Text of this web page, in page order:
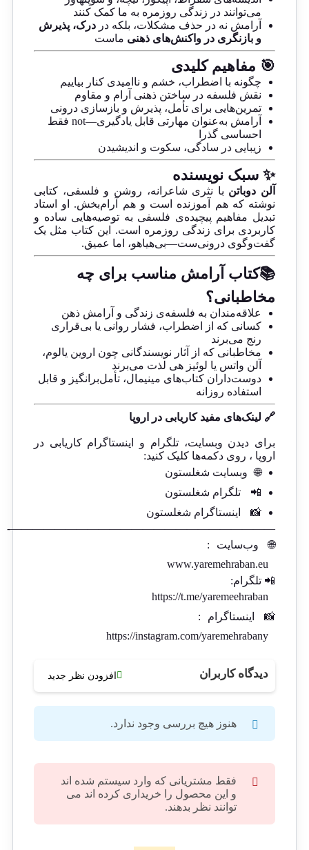
می‌توانند در زندگی روزمره به ما کمک کنند
آرامش نه در حذف مشکلات، بلکه در درک، پذیرش
و بازنگری در واکنش‌های ذهنی ماست
🎯 مفاهیم کلیدی
چگونه با اضطراب، خشم و ناامیدی کنار بیاییم
نقش فلسفه در ساختن ذهنی آرام و مقاوم
تمرین‌هایی برای تأمل، پذیرش و بازسازی درونی
آرامش به‌عنوان مهارتی قابل یادگیری—not فقط
احساسی گذرا
زیبایی در سادگی، سکوت و اندیشیدن
✨ سبک نویسنده
آلن دوباتن با نثری شاعرانه، روشن و فلسفی، کتابی
نوشته که هم آموزنده است و هم آرام‌بخش. او استاد
تبدیل مفاهیم پیچیده‌ی فلسفی به توصیه‌هایی ساده و
کاربردی برای زندگی روزمره است. این کتاب مثل یک
گفت‌وگوی درونی‌ست—بی‌هیاهو، اما عمیق.
📚کتاب آرامش مناسب برای چه
مخاطبانی؟
علاقه‌مندان به فلسفه‌ی زندگی و آرامش ذهن
کسانی که از اضطراب، فشار روانی یا بی‌قراری
رنج می‌برند
مخاطبانی که از آثار نویسندگانی چون اروین یالوم،
آلن واتس یا لوئیز هی لذت می‌برند
دوست‌داران کتاب‌های مینیمال، تأمل‌برانگیز و قابل
استفاده روزانه
🔗 لینک‌های مفید کاریابی در اروپا
برای دیدن وبسایت، تلگرام و اینستاگرام کاریابی در
اروپا ، روی دکمه‌ها کلیک کنید:
🌐
وبسایت شغلستون
📲
تلگرام شغلستون
📸
اینستاگرام شغلستون
————————————————————————-
🌐
وب‌سایت
:
www.yaremehraban.eu
📲 تلگرام:
https://t.me/yaremeehraban
📸
اینستاگرام
:
https://instagram.com/yaremehrabany
دیدگاه کاربران افزودن نظر جدید
هنوز هیچ بررسی وجود ندارد.
فقط مشتریانی که وارد سیستم شده اند
و این محصول را خریداری کرده اند می
توانند نظر بدهند.